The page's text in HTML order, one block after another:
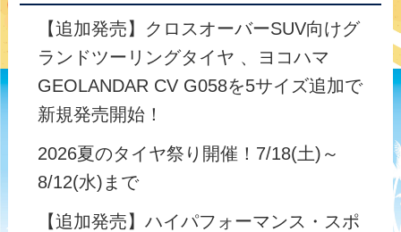
【追加発売】クロスオーバーSUV向けグ
ランドツーリングタイヤ 、ヨコハマ
GEOLANDAR CV G058を5サイズ追加で
新規発売開始！
2026夏のタイヤ祭り開催！7/18(土)～
8/12(水)まで
【追加発売】ハイパフォーマンス・スポ